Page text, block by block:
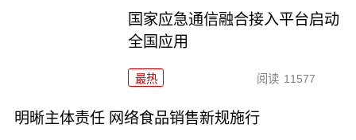
国家应急通信融合接入平台启动
全国应用
最热 阅读 11577
明晰主体责任 网络食品销售新规施行